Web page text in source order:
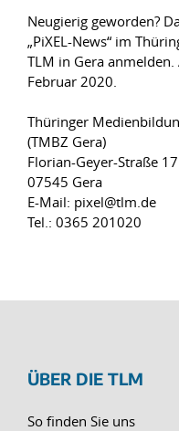
Neugierig geworden?
„PiXEL-News“ im
TLM in Gera
Februar 2020.
Thüringer
(TMBZ Gera)
Florian-Geyer-Straße 17
07545 Gera
E-Mail: pixel@tlm.de
Tel.: 0365 201020
ÜBER DIE TLM
So finden Sie uns